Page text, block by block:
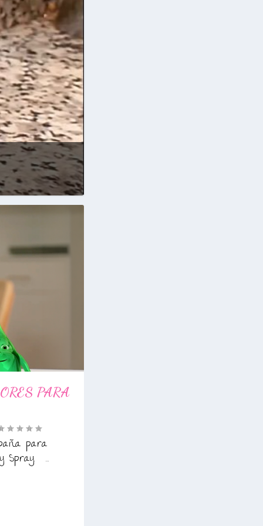
PARA
para
Spray. ...